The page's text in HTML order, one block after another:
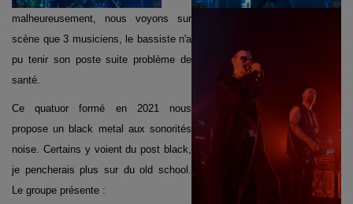
malheureusement, nous voyons sur
scène que 3 musiciens, le bassiste n'a
pu tenir son poste suite problème de
santé.
Ce quatuor formé en 2021 nous
propose un black metal aux sonorités
noise. Certains y voient du post black,
je pencherais plus sur du old school.
Le groupe présente :